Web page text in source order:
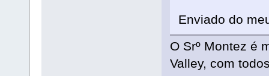
Enviado do
O Srº Montez é
Valley, com